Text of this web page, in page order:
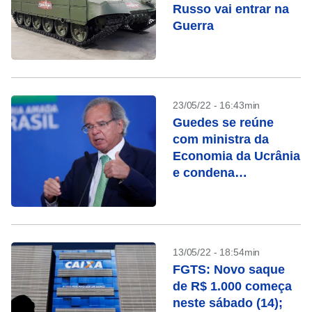
Russo vai entrar na
Guerra
23/05/22 - 16:43min
Guedes se reúne
com ministra da
Economia da Ucrânia
e condena
13/05/22 - 18:54min
FGTS: Novo saque
de R$ 1.000 começa
neste sábado (14);